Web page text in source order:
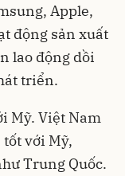
Apple,
động sản xuất
lao động dồi
triển.
Mỹ. Việt Nam
với Mỹ,
Trung Quốc.